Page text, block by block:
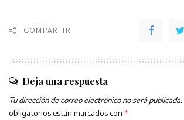
COMPARTIR
Deja una respuesta
Tu dirección de correo electrónico no será publicada.
obligatorios están marcados con *